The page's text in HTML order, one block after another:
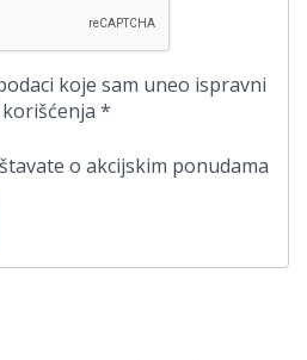
koje sam uneo ispravni
*
o akcijskim ponudama